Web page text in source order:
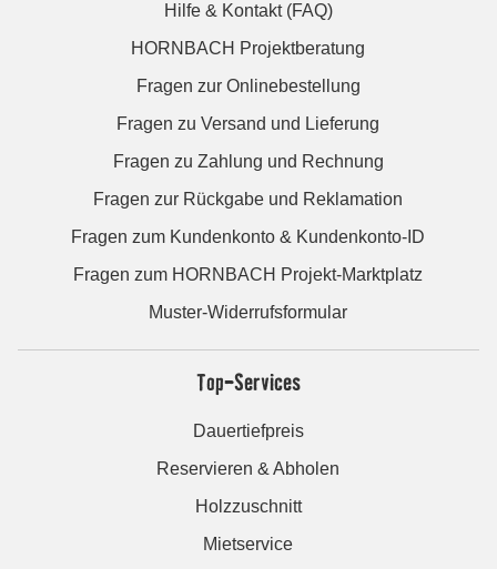
Hilfe & Kontakt (FAQ)
HORNBACH Projektberatung
Fragen zur Onlinebestellung
Fragen zu Versand und Lieferung
Fragen zu Zahlung und Rechnung
Fragen zur Rückgabe und Reklamation
Fragen zum Kundenkonto & Kundenkonto-ID
Fragen zum HORNBACH Projekt-Marktplatz
Muster-Widerrufsformular
Top-Services
Dauertiefpreis
Reservieren & Abholen
Holzzuschnitt
Mietservice